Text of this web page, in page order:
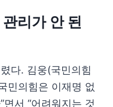
리가 안 된
다. 김웅(국민의힘
민의힘은 이재명 없
서 “어려워지는 것